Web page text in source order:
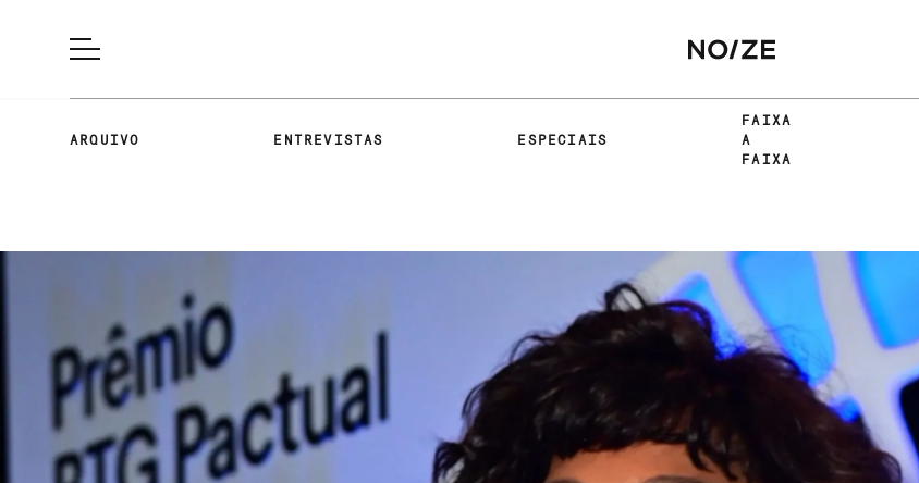
ARQUIVO ENTREVISTAS ESPECIAIS
FAIXA
A
FAIXA